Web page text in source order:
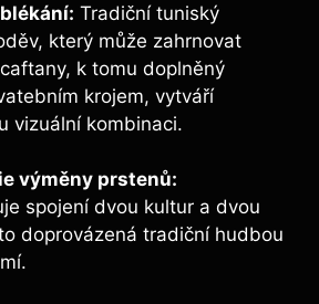
Tradiční tuniský
který může zahrnovat
k tomu doplněný
krojem, vytváří
vizuální kombinaci.
výměny prstenů:
spojení dvou kultur a dvou
doprovázená tradiční hudbou